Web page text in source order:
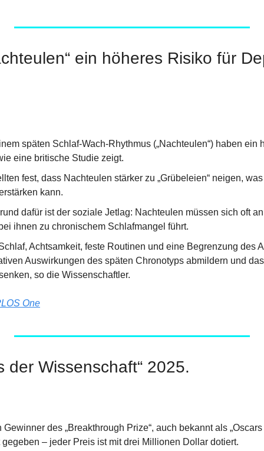
ein höheres Risiko für
späten Schlaf-Wach-Rhythmus („Nachteulen“) haben ein
eine britische Studie zeigt.
fest, dass Nachteulen stärker zu „Grübeleien“ neigen,
kann.
dafür ist der soziale Jetlag: Nachteulen müssen sich oft
ihnen zu chronischem Schlafmangel führt.
Achtsamkeit, feste Routinen und eine Begrenzung des
Auswirkungen des späten Chronotyps abmildern und
so die Wissenschaftler.
One
der Wissenschaft“ 2025.
des „Breakthrough Prize“, auch bekannt als
– jeder Preis ist mit drei Millionen Dollar dotiert.